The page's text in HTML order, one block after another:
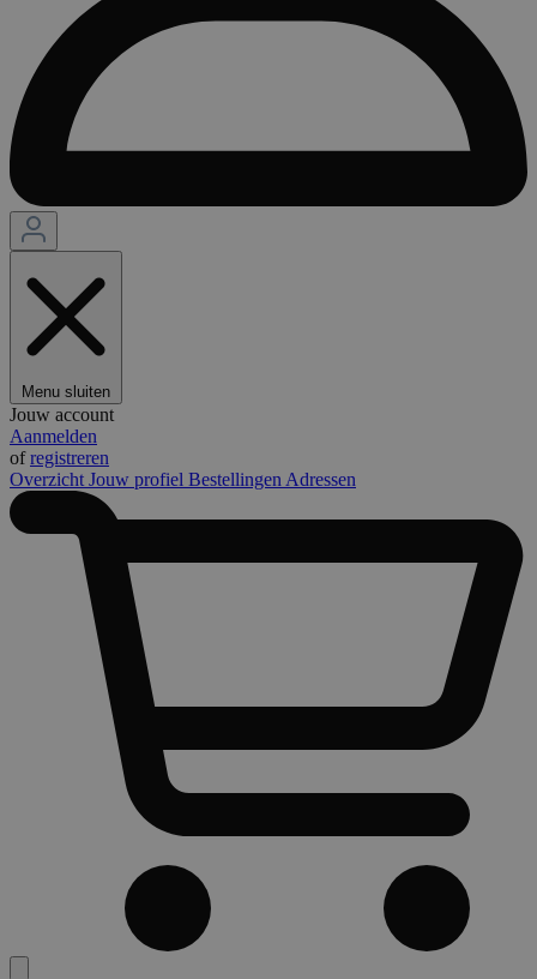
Menu sluiten
Jouw account
Aanmelden
ofregistreren
Overzicht Jouw profiel Bestellingen Adressen